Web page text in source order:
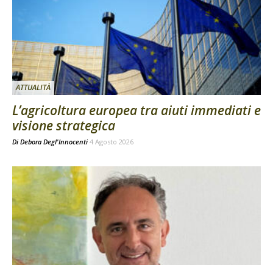
ATTUALITÀ
L’agricoltura europea tra aiuti immediati e
visione strategica
Di Debora Degl'Innocenti 4 Agosto 2026